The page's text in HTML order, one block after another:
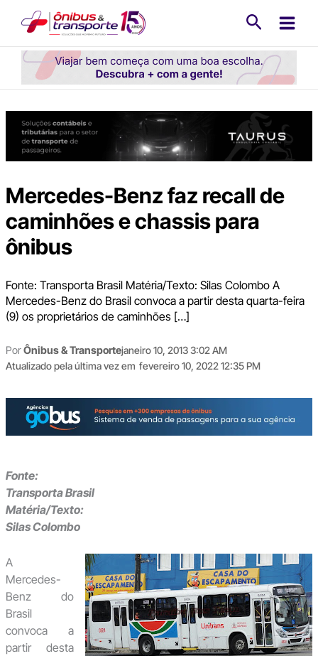
conteúdo
Mercedes-Benz faz recall de
caminhões e chassis para
ônibus
Fonte: Transporta Brasil Matéria/Texto: Silas Colombo A
Mercedes-Benz do Brasil convoca a partir desta quarta-feira
(9) os proprietários de caminhões […]
PorÔnibus & Transportejaneiro 10, 2013 3:02 AM
Atualizado pela última vez em fevereiro 10, 2022 12:35 PM
Fonte:
Transporta Brasil
Matéria/Texto:
Silas Colombo
A
Mercedes-
Benz do
Brasil
convoca a
partir desta